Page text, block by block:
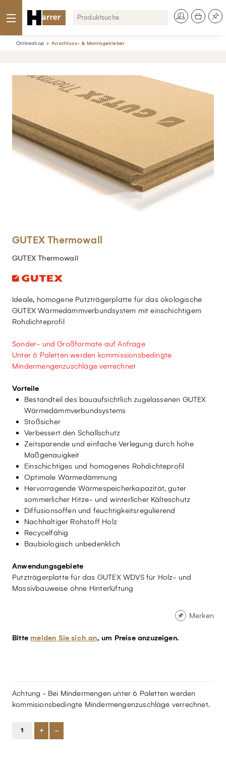
Onlineshop Anschluss- & Montagekleber
GUTEX Thermowall
GUTEX Thermowall
Ideale, homogene Putzträgerplatte für das ökologische
GUTEX Wärmedämmverbundsystem mit einschichtigem
Rohdichteprofil
Sonder- und Großformate auf Anfrage
Unter 6 Paletten werden kommissionsbedingte
Mindermengenzuschläge verrechnet
Vorteile
Bestandteil des bauaufsichtlich zugelassenen GUTEX
Wärmedämmverbundsystems
Stoßsicher
Verbessert den Schallschutz
Zeitsparende und einfache Verlegung durch hohe
Maßgenauigkeit
Einschichtiges und homogenes Rohdichteprofil
Optimale Wärmedämmung
Hervorragende Wärmespeicherkapazität, guter
sommerlicher Hitze- und winterlicher Kälteschutz
Diffusionsoffen und feuchtigkeitsregulierend
Nachhaltiger Rohstoff Holz
Recycelfähig
Baubiologisch unbedenklich
Anwendungsgebiete
Putzträgerplatte für das GUTEX WDVS für Holz- und
Massivbauweise ohne Hinterlüftung
Merken
Bitte melden Sie sich an, um Preise anzuzeigen.
Achtung - Bei Mindermengen unter 6 Paletten werden
kommisionsbedingte Mindermengenzuschläge verrechnet.
+ -